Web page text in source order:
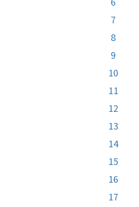
7
8
9
10
11
12
13
14
15
16
17